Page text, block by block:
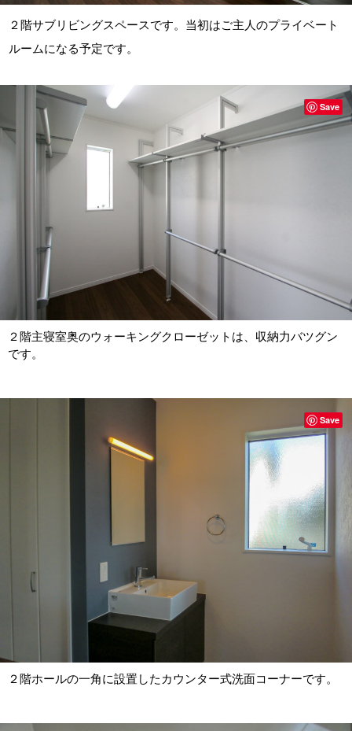
２階サブリビングスペースです。当初はご主人のプライベート
ルームになる予定です。
２階主寝室奥のウォーキングクローゼットは、収納力バツグン
です。
Save
２階ホールの一角に設置したカウンター式洗面コーナーです。
Save